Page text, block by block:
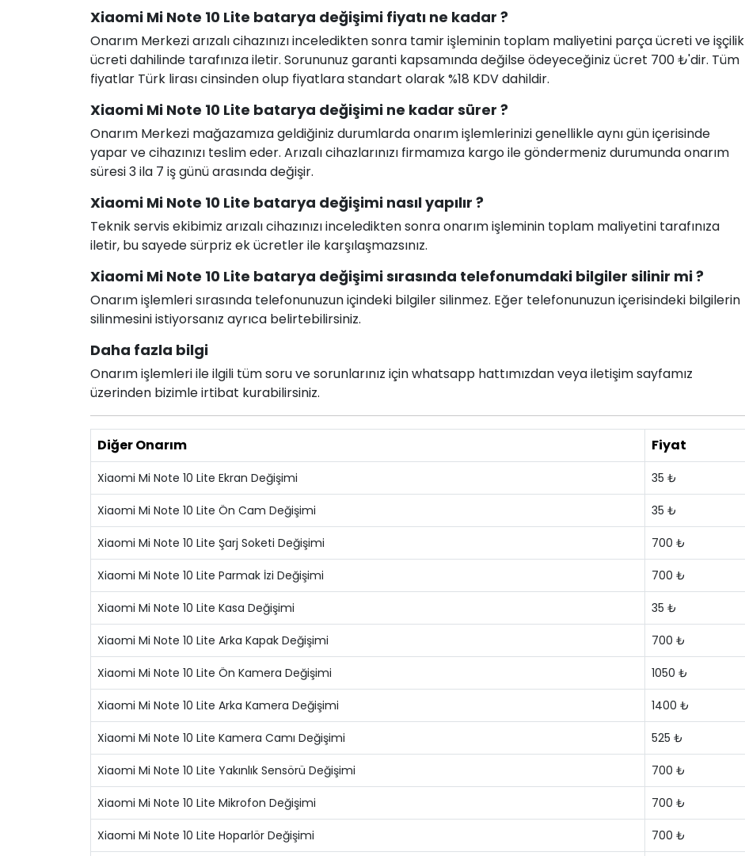
Xiaomi Mi Note 10 Lite batarya değişimi fiyatı ne kadar ?
Onarım Merkezi arızalı cihazınızı inceledikten sonra tamir işleminin toplam maliyetini parça ücreti ve işçilik
ücreti dahilinde tarafınıza iletir. Sorununuz garanti kapsamında değilse ödeyeceğiniz ücret 700 ₺'dir. Tüm
fiyatlar Türk lirası cinsinden olup fiyatlara standart olarak %18 KDV dahildir.
Xiaomi Mi Note 10 Lite batarya değişimi ne kadar sürer ?
Onarım Merkezi mağazamıza geldiğiniz durumlarda onarım işlemlerinizi genellikle aynı gün içerisinde
yapar ve cihazınızı teslim eder. Arızalı cihazlarınızı firmamıza kargo ile göndermeniz durumunda onarım
süresi 3 ila 7 iş günü arasında değişir.
Xiaomi Mi Note 10 Lite batarya değişimi nasıl yapılır ?
Teknik servis ekibimiz arızalı cihazınızı inceledikten sonra onarım işleminin toplam maliyetini tarafınıza
iletir, bu sayede sürpriz ek ücretler ile karşılaşmazsınız.
Xiaomi Mi Note 10 Lite batarya değişimi sırasında telefonumdaki bilgiler silinir mi ?
Onarım işlemleri sırasında telefonunuzun içindeki bilgiler silinmez. Eğer telefonunuzun içerisindeki bilgilerin
silinmesini istiyorsanız ayrıca belirtebilirsiniz.
Daha fazla bilgi
Onarım işlemleri ile ilgili tüm soru ve sorunlarınız için whatsapp hattımızdan veya iletişim sayfamız
üzerinden bizimle irtibat kurabilirsiniz.
Diğer Onarım Fiyat
Xiaomi Mi Note 10 Lite Ekran Değişimi 35 ₺
Xiaomi Mi Note 10 Lite Ön Cam Değişimi 35 ₺
Xiaomi Mi Note 10 Lite Şarj Soketi Değişimi 700 ₺
Xiaomi Mi Note 10 Lite Parmak İzi Değişimi 700 ₺
Xiaomi Mi Note 10 Lite Kasa Değişimi 35 ₺
Xiaomi Mi Note 10 Lite Arka Kapak Değişimi 700 ₺
Xiaomi Mi Note 10 Lite Ön Kamera Değişimi 1050 ₺
Xiaomi Mi Note 10 Lite Arka Kamera Değişimi 1400 ₺
Xiaomi Mi Note 10 Lite Kamera Camı Değişimi 525 ₺
Xiaomi Mi Note 10 Lite Yakınlık Sensörü Değişimi 700 ₺
Xiaomi Mi Note 10 Lite Mikrofon Değişimi 700 ₺
Xiaomi Mi Note 10 Lite Hoparlör Değişimi 700 ₺